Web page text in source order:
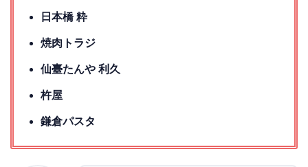
日本橋 粋
焼肉トラジ
仙臺たんや 利久
杵屋
鎌倉パスタ